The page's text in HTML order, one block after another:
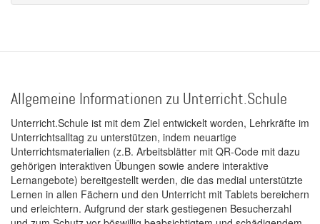
Allgemeine Informationen zu Unterricht.Schule
Unterricht.Schule ist mit dem Ziel entwickelt worden, Lehrkräfte im
Unterrichtsalltag zu unterstützen, indem neuartige
Unterrichtsmaterialien (z.B. Arbeitsblätter mit QR-Code mit dazu
gehörigen interaktiven Übungen sowie andere interaktive
Lernangebote) bereitgestellt werden, die das medial unterstützte
Lernen in allen Fächern und den Unterricht mit Tablets bereichern
und erleichtern. Aufgrund der stark gestiegenen Besucherzahl